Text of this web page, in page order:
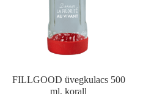
FILLGOOD üvegkulacs 500
ml, korall